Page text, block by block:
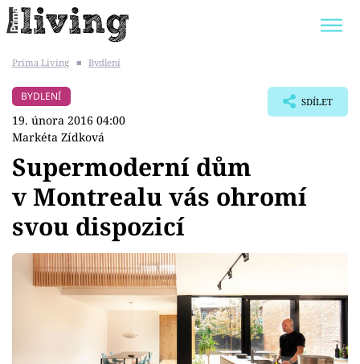
BYDLENÍ SLAVNÝCH
Témata
Bydlení
Zahrada
Prima Living ■ Bydlení
BYDLENÍ
19. února 2016 04:00
Markéta Zídková
SDÍLET
Supermoderní dům
v Montrealu vás ohromí
svou dispozicí